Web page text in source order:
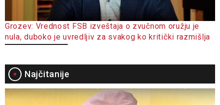
Grozev: Vrednost FSB izveštaja o zvučnom oružju je
nula, duboko je uvredljiv za svakog ko kritički razmišlja
Najčitanije